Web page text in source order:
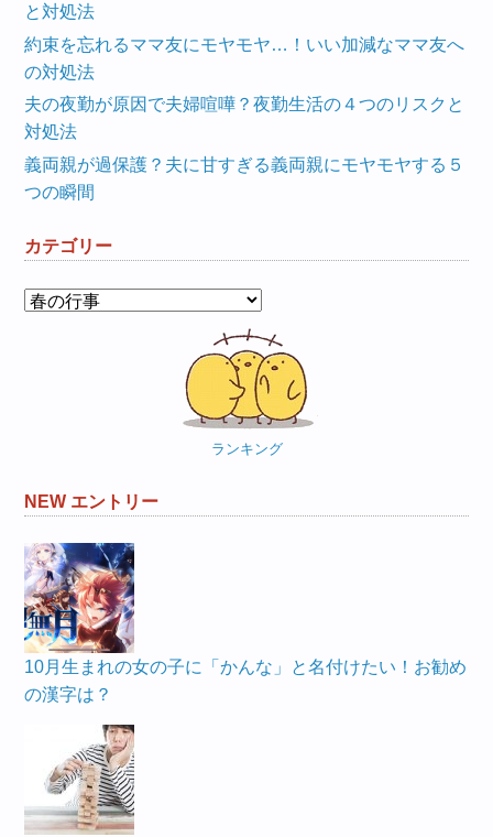
と対処法
約束を忘れるママ友にモヤモヤ…！いい加減なママ友へ
の対処法
夫の夜勤が原因で夫婦喧嘩？夜勤生活の４つのリスクと
対処法
義両親が過保護？夫に甘すぎる義両親にモヤモヤする５
つの瞬間
カテゴリー
カ
ランキング
NEW エントリー
10月生まれの女の子に「かんな」と名付けたい！お勧め
の漢字は？